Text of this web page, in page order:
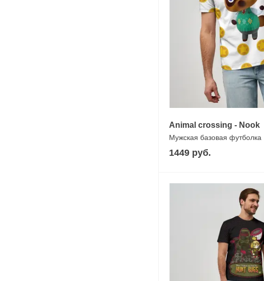
Animal crossing - Nook
Мужская базовая футболка
1449 руб.